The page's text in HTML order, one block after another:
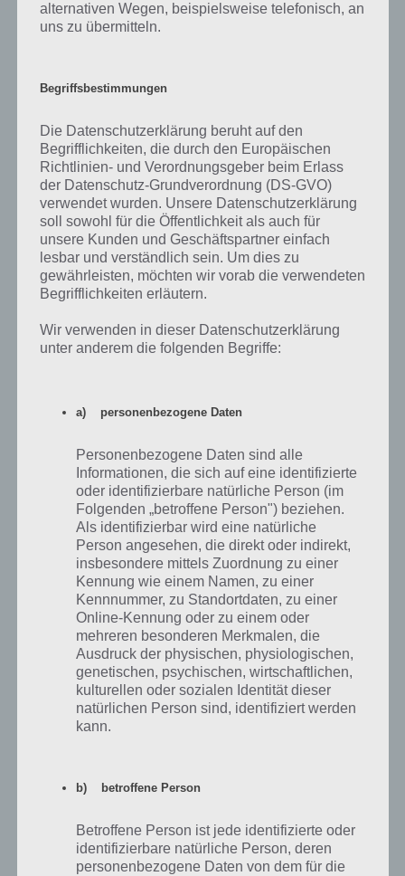
100 Gates Level 28 Lösung
100 Gates: Level 29 Lösung – 100 Tore
Level 29 von 100 Gates ist dagegen wieder einfacher.
Man muss die
Planeten lediglich ihrer Entfernung zur Sonne positionieren. Der
Merkur ist am nähesten dran, also muss er nach unten rechts, dann
die Erde, also Mitte links und abschließend der Mars in die Mitte
oben.Unsere Lösungsidee war leider nicht richtig, denn der eine
muss nach links. Die Sonne bleibt oben in der Mitte und dann nach
Sonne (Erde dichter zur Sonne als Jupiter), aber nur Spekulation. Hier
noch ein Screenshot zur Lösung von Level 29:
100 Gates Level 29 Lösung
100 Gates: Level 30 Lösung – 100 Tore
alternativen Wegen, beispielsweise telefonisch, an
uns zu übermitteln.
Begriffsbestimmungen
Die Datenschutzerklärung beruht auf den
Begrifflichkeiten, die durch den Europäischen
Richtlinien- und Verordnungsgeber beim Erlass
der Datenschutz-Grundverordnung (DS-GVO)
verwendet wurden. Unsere Datenschutzerklärung
soll sowohl für die Öffentlichkeit als auch für
unsere Kunden und Geschäftspartner einfach
lesbar und verständlich sein. Um dies zu
gewährleisten, möchten wir vorab die verwendeten
Begrifflichkeiten erläutern.
Wir verwenden in dieser Datenschutzerklärung
unter anderem die folgenden Begriffe:
a) personenbezogene Daten
Personenbezogene Daten sind alle
Informationen, die sich auf eine identifizierte
oder identifizierbare natürliche Person (im
Folgenden „betroffene Person") beziehen.
Als identifizierbar wird eine natürliche
Person angesehen, die direkt oder indirekt,
insbesondere mittels Zuordnung zu einer
Kennung wie einem Namen, zu einer
Kennnummer, zu Standortdaten, zu einer
Online-Kennung oder zu einem oder
mehreren besonderen Merkmalen, die
Ausdruck der physischen, physiologischen,
genetischen, psychischen, wirtschaftlichen,
kulturellen oder sozialen Identität dieser
natürlichen Person sind, identifiziert werden
kann.
b) betroffene Person
Betroffene Person ist jede identifizierte oder
identifizierbare natürliche Person, deren
personenbezogene Daten von dem für die